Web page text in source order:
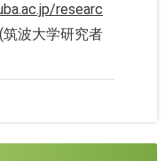
researc
波大学研究者